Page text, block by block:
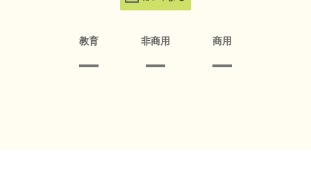
教育 非商用 商用